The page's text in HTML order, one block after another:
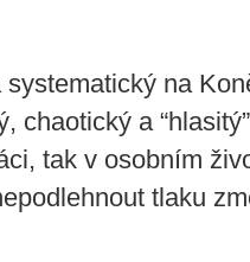
na
chaotický a
tak v osobním
tlaku